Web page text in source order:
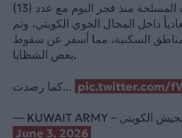
رصدت وتعاملت القوات المسلحة منذ فجر اليوم مع عدد (13)
داخل المجال الجوي الكويتي، وتم
السكنية، مما أسفر عن سقوط
بعض الشظايا.
كما رصدت… pic.twitter.com/
June 3, 2026